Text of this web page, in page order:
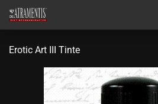
Erotic Art III Tinte